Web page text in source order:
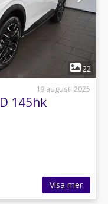
22
19 augusti 2025
145hk
Visa mer